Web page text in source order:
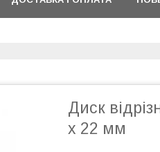
Диск
х 22 мм